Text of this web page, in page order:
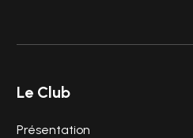
Le Club
Présentation